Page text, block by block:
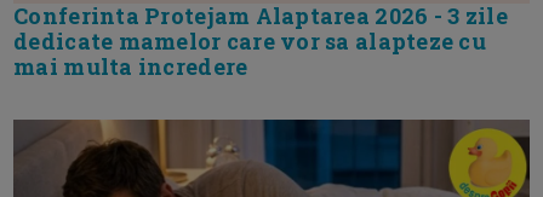
Conferinta Protejam Alaptarea 2026 - 3 zile
dedicate mamelor care vor sa alapteze cu
mai multa incredere